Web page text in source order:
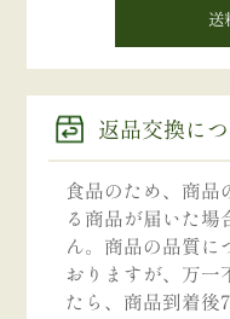
送
返品交換に
食品のため、商品
る商品が届いた場
ん。商品の品質に
おりますが、万一
たら、商品到着後